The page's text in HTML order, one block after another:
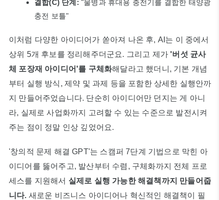
결합(C) 단계: "물병과 휴대용 충전기를 결합한 태양광
충전 보틀"
이처럼 다양한 아이디어가 쏟아져 나온 후, AI는 이 중에서
상위 5개 후보를 정리해주더군요. 그리고 제가 '버섯 균사
체 포장재 아이디어'를 구체화해달라고 했더니, 기본 개념
부터 실행 방식, 제약 및 과제 등을 포함한 상세한 실행안까
지 만들어주었습니다. 단순히 아이디어만 던지는 게 아니
라, 실제로 사업화까지 고려할 수 있는 수준으로 발전시켜
주는 점이 정말 인상 깊었어요.
'창의적 문제 해결 GPT'는 스캠퍼 7단계 기법으로 막힌 아
이디어를 뚫어주고, 발산부터 수렴, 구체화까지 전체 프로
세스를 지원해서 실제로 실행 가능한 해결책까지 만들어줍
니다. 새로운 비즈니스 아이디어나 혁신적인 해결책이 필